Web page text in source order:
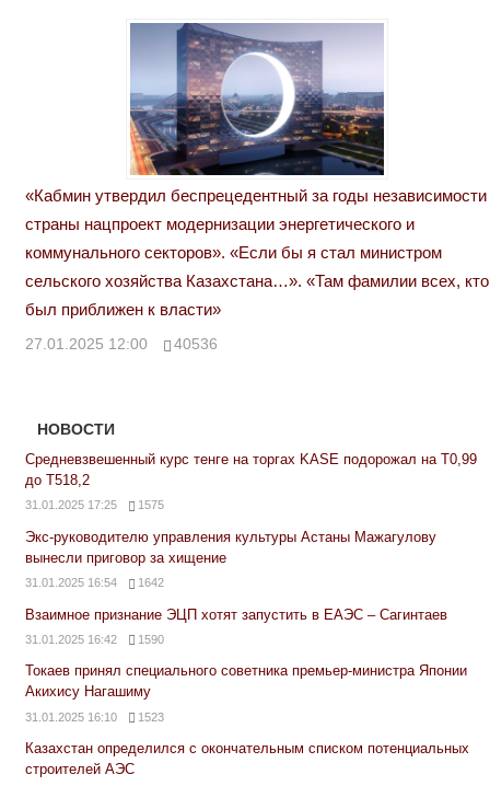
«Кабмин утвердил беспрецедентный за годы независимости
страны нацпроект модернизации энергетического и
коммунального секторов». «Если бы я стал министром
сельского хозяйства Казахстана…». «Там фамилии всех, кто
был приближен к власти»
27.01.2025 12:00 40536
НОВОСТИ
Средневзвешенный курс тенге на торгах KASE подорожал на Т0,99
до Т518,2
31.01.2025 17:25 1575
Экс-руководителю управления культуры Астаны Мажагулову
вынесли приговор за хищение
31.01.2025 16:54 1642
Взаимное признание ЭЦП хотят запустить в ЕАЭС – Сагинтаев
31.01.2025 16:42 1590
Токаев принял специального советника премьер-министра Японии
Акихису Нагашиму
31.01.2025 16:10 1523
Казахстан определился с окончательным списком потенциальных
строителей АЭС